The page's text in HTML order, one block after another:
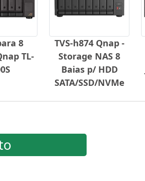
8
TL-
TVS-h874 Qnap -
Storage NAS 8
Baias p/ HDD
SATA/SSD/NVMe